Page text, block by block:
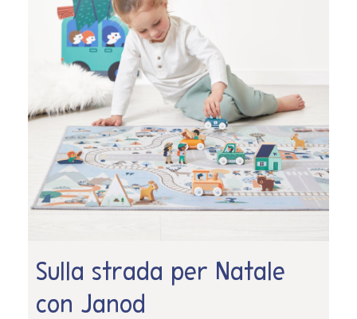
Sulla strada per Natale
con Janod